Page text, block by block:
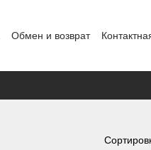
Обмен и возврат